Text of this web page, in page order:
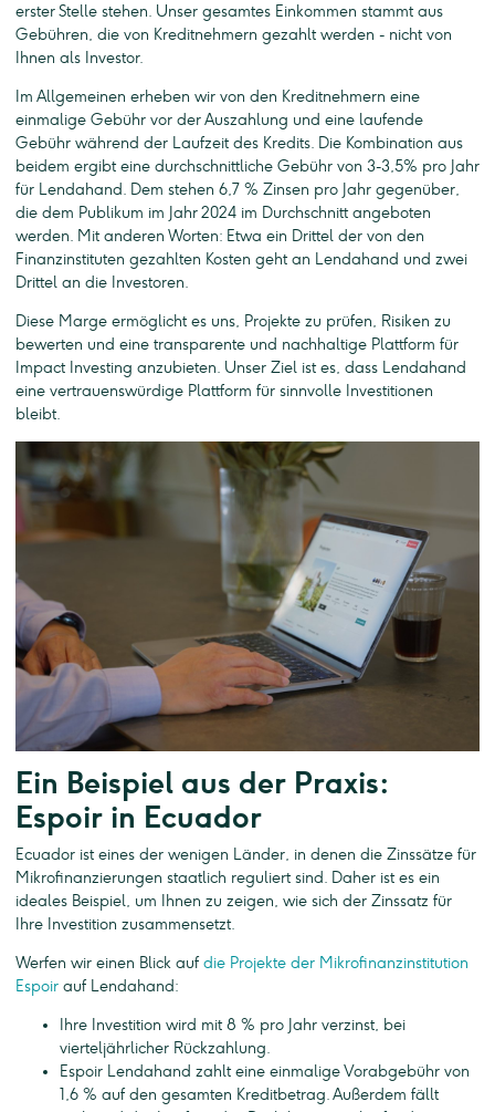
erster Stelle stehen. Unser gesamtes Einkommen stammt aus
Gebühren, die von Kreditnehmern gezahlt werden - nicht von
Ihnen als Investor.
Im Allgemeinen erheben wir von den Kreditnehmern eine
einmalige Gebühr vor der Auszahlung und eine laufende
Gebühr während der Laufzeit des Kredits. Die Kombination aus
beidem ergibt eine durchschnittliche Gebühr von 3-3,5% pro Jahr
für Lendahand. Dem stehen 6,7 % Zinsen pro Jahr gegenüber,
die dem Publikum im Jahr 2024 im Durchschnitt angeboten
werden. Mit anderen Worten: Etwa ein Drittel der von den
Finanzinstituten gezahlten Kosten geht an Lendahand und zwei
Drittel an die Investoren.
Diese Marge ermöglicht es uns, Projekte zu prüfen, Risiken zu
bewerten und eine transparente und nachhaltige Plattform für
Impact Investing anzubieten. Unser Ziel ist es, dass Lendahand
eine vertrauenswürdige Plattform für sinnvolle Investitionen
bleibt.
Ein Beispiel aus der Praxis:
Espoir in Ecuador
Ecuador ist eines der wenigen Länder, in denen die Zinssätze für
Mikrofinanzierungen staatlich reguliert sind. Daher ist es ein
ideales Beispiel, um Ihnen zu zeigen, wie sich der Zinssatz für
Ihre Investition zusammensetzt.
Werfen wir einen Blick aufdie Projekte der Mikrofinanzinstitution
Espoir auf Lendahand:
Ihre Investition wird mit 8 % pro Jahr verzinst, bei
vierteljährlicher Rückzahlung.
Espoir Lendahand zahlt eine einmalige Vorabgebühr von
1,6 % auf den gesamten Kreditbetrag. Außerdem fällt